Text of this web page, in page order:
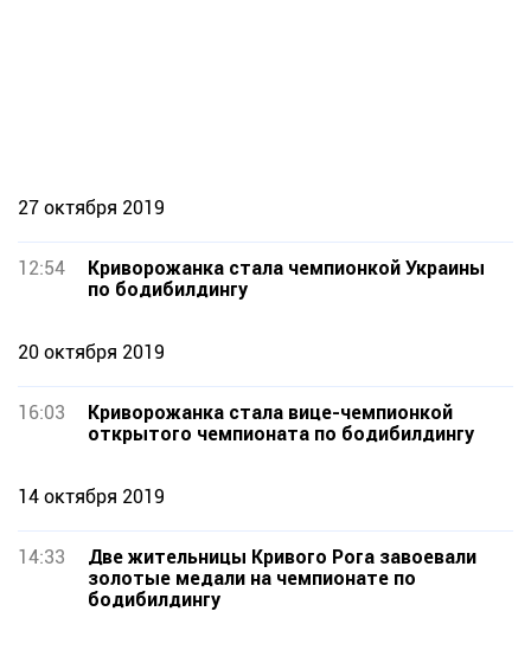
27 октября 2019
12:54
Криворожанка стала чемпионкой Украины
по бодибилдингу
20 октября 2019
16:03
Криворожанка стала вице-чемпионкой
открытого чемпионата по бодибилдингу
14 октября 2019
14:33
Две жительницы Кривого Рога завоевали
золотые медали на чемпионате по
бодибилдингу